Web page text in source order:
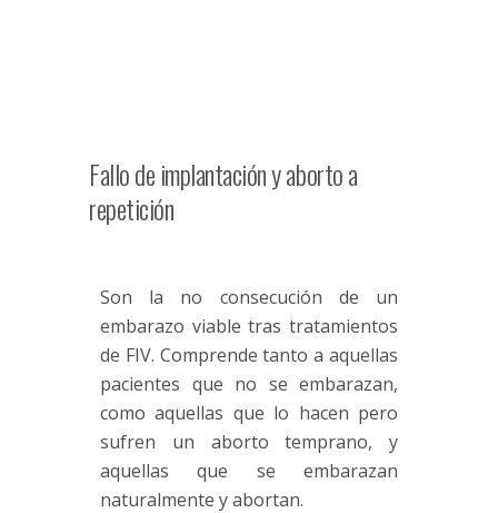
Fallo de implantación y aborto a
repetición
Son la no consecución de un
embarazo viable tras tratamientos
de FIV. Comprende tanto a aquellas
pacientes que no se embarazan,
como aquellas que lo hacen pero
sufren un aborto temprano, y
aquellas que se embarazan
naturalmente y abortan.